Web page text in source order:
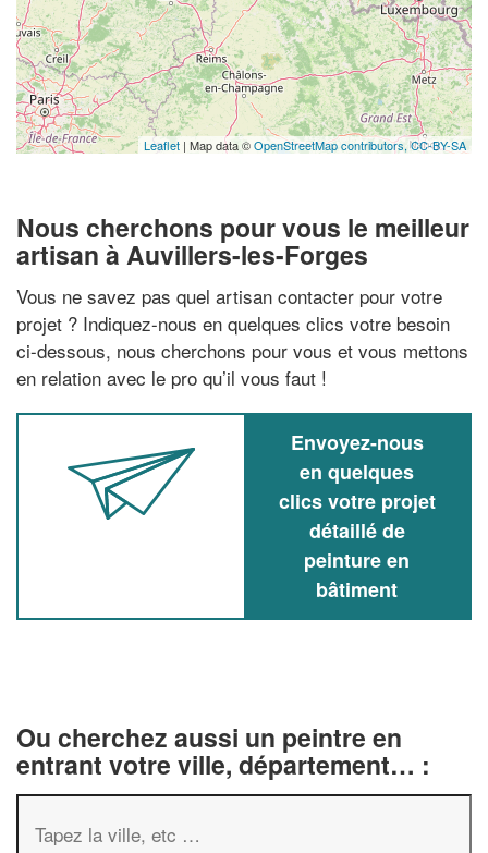
Leaflet | Map data ©OpenStreetMap contributors,CC-BY-SA
Nous cherchons pour vous le meilleur
artisan à Auvillers-les-Forges
Vous ne savez pas quel artisan contacter pour votre
projet ? Indiquez-nous en quelques clics votre besoin
ci-dessous, nous cherchons pour vous et vous mettons
en relation avec le pro qu’il vous faut !
Envoyez-nous
en quelques
clics votre projet
détaillé de
peinture en
bâtiment
Ou cherchez aussi un peintre en
entrant votre ville, département… :